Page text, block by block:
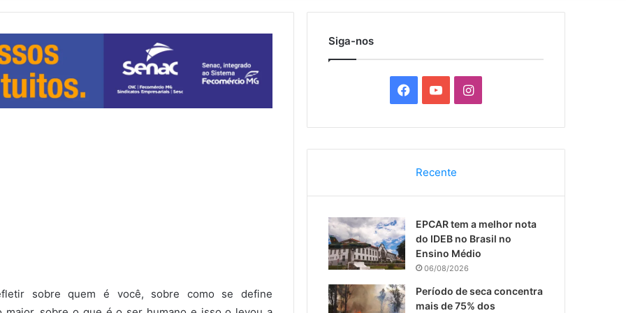
por
sobre quem é você, sobre como se define
Siga-nos
c
e
b
o
o
k
u
T
u
b
e
I
s
a
g
r
Recente
EPCAR tem a melhor nota
do IDEB no Brasil no
Ensino Médio
06/08/2026
Período de seca concentra
mais de 75% dos